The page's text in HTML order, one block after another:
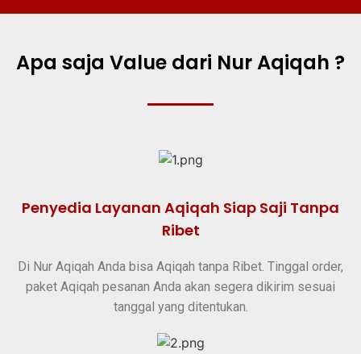
Apa saja Value dari Nur Aqiqah ?
Penyedia Layanan Aqiqah Siap Saji Tanpa
Ribet
Di Nur Aqiqah Anda bisa Aqiqah tanpa Ribet. Tinggal order,
paket Aqiqah pesanan Anda akan segera dikirim sesuai
tanggal yang ditentukan.